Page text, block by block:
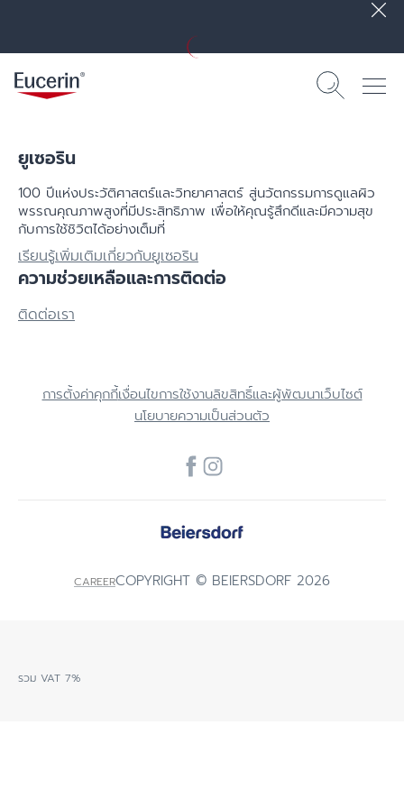
ยูเซอริน
100 ปีแห่งประวัติศาสตร์​และวิทยาศาสตร์ สู่นวัตกรรมการดูแลผิว
พรรณคุณภาพสูงที่มีประสิทธิภาพ เพื่อให้คุณรู้สึกดีและมีความสุข
กับการใช้ชิวิตได้อย่างเต็มที่
เรียนรู้เพิ่มเติมเกี่ยวกับยูเซอริน
ความช่วยเหลือและการติดต่อ
ติดต่อเรา
การตั้งค่าคุกกี้เงื่อนไขการใช้งานลิขสิทธิ์และผู้พัฒนาเว็บไซต์
นโยบายความเป็นส่วนตัว
CAREERCOPYRIGHT © BEIERSDORF 2026